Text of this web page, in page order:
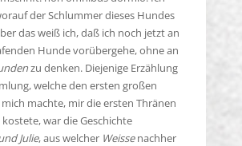
der Schlummer dieses Hundes
das weiß ich, daß ich noch jetzt an
Hunde vorübergehe, ohne an
zu denken. Diejenige Erzählung
welche den ersten großen
machte, mir die ersten Thränen
war die Geschichte
Julie, aus welcher Weissenachher